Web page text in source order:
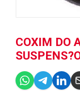
COXIM DO